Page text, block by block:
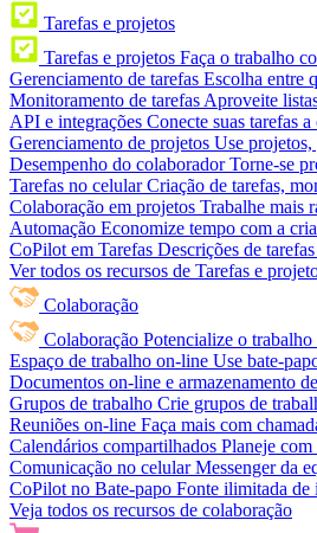
Tarefas e projetos
Tarefas e projetos Faça o trabalho
Gerenciamento de tarefas Escolha entre
Monitoramento de tarefas Aproveite
API e integrações Conecte suas tarefas
Gerenciamento de projetos Use projetos,
Desempenho do colaborador Torne-se
Tarefas no celular Criação de tarefas,
Colaboração em projetos Trabalhe mais
Automação Economize tempo com a
CoPilot em Tarefas Descrições de
Ver todos os recursos de Tarefas e
Colaboração
Colaboração Potencialize o trabalho
Espaço de trabalho on-line Use bate-
Documentos on-line e armazenamento
Grupos de trabalho Crie grupos de
Reuniões on-line Faça mais com
Calendários compartilhados Planeje com
Comunicação no celular Messenger da
CoPilot no Bate-papo Fonte ilimitada de
Veja todos os recursos de colaboração